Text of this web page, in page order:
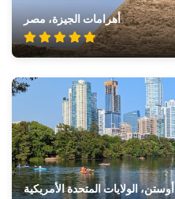
أهرامات الجيزة، مصر
أوستن، الولايات المتحدة الأمريكية